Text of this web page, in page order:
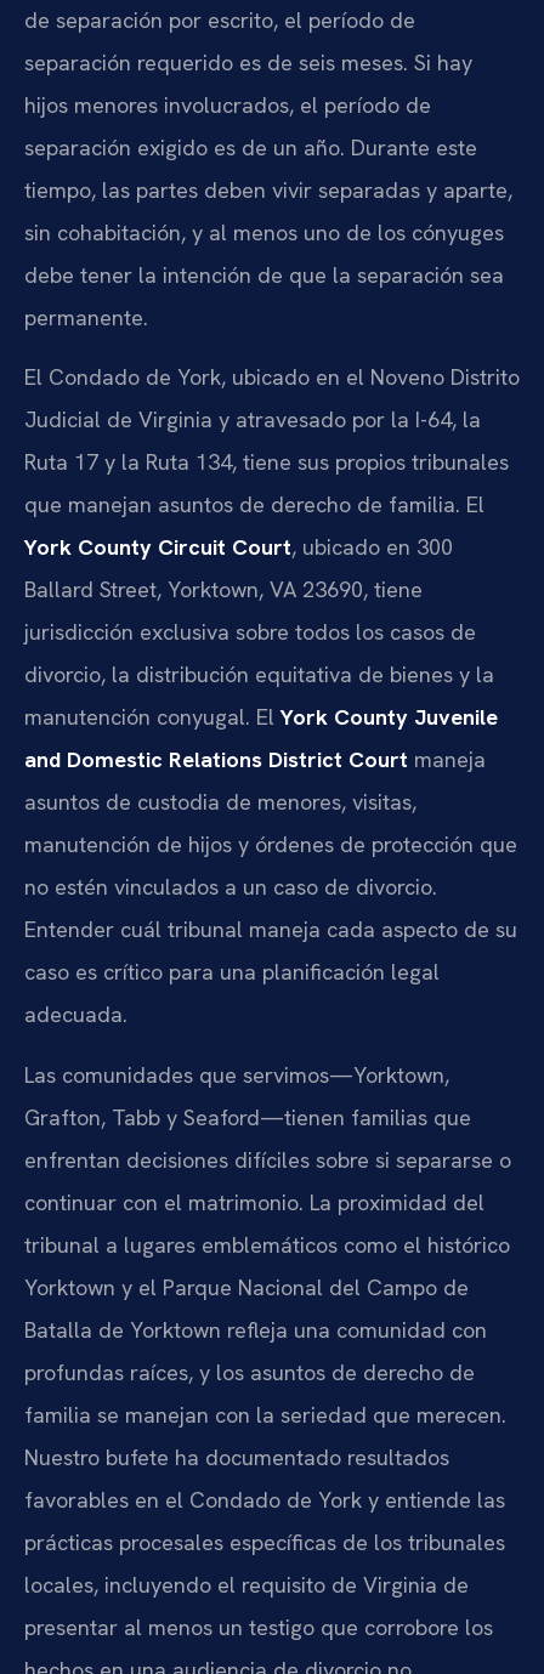
de separación por escrito, el período de
separación requerido es de seis meses. Si hay
hijos menores involucrados, el período de
separación exigido es de un año. Durante este
tiempo, las partes deben vivir separadas y aparte,
sin cohabitación, y al menos uno de los cónyuges
debe tener la intención de que la separación sea
permanente.
El Condado de York, ubicado en el Noveno Distrito
Judicial de Virginia y atravesado por la I-64, la
Ruta 17 y la Ruta 134, tiene sus propios tribunales
que manejan asuntos de derecho de familia. El
York County Circuit Court, ubicado en 300
Ballard Street, Yorktown, VA 23690, tiene
jurisdicción exclusiva sobre todos los casos de
divorcio, la distribución equitativa de bienes y la
manutención conyugal. ElYork County Juvenile
and Domestic Relations District Court maneja
asuntos de custodia de menores, visitas,
manutención de hijos y órdenes de protección que
no estén vinculados a un caso de divorcio.
Entender cuál tribunal maneja cada aspecto de su
caso es crítico para una planificación legal
adecuada.
Las comunidades que servimos—Yorktown,
Grafton, Tabb y Seaford—tienen familias que
enfrentan decisiones difíciles sobre si separarse o
continuar con el matrimonio. La proximidad del
tribunal a lugares emblemáticos como el histórico
Yorktown y el Parque Nacional del Campo de
Batalla de Yorktown refleja una comunidad con
profundas raíces, y los asuntos de derecho de
familia se manejan con la seriedad que merecen.
Nuestro bufete ha documentado resultados
favorables en el Condado de York y entiende las
prácticas procesales específicas de los tribunales
locales, incluyendo el requisito de Virginia de
presentar al menos un testigo que corrobore los